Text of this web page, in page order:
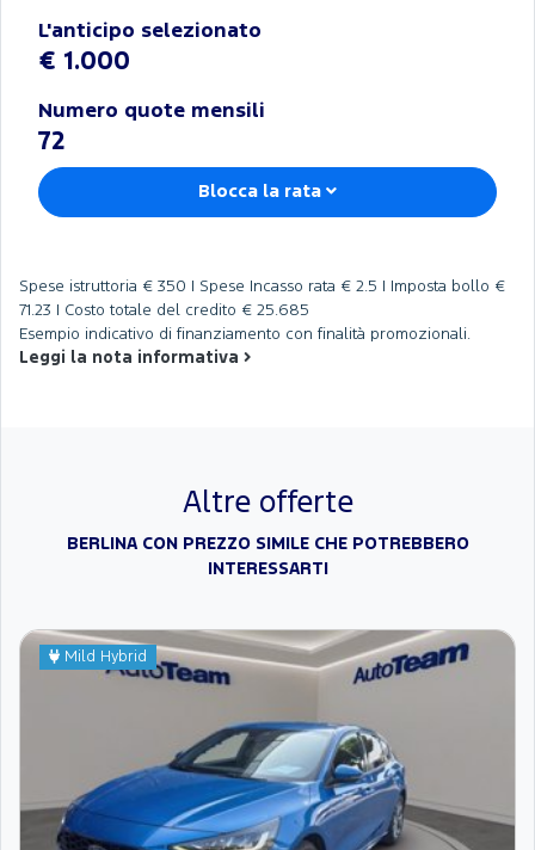
L'anticipo selezionato
€ 1.000
Numero quote mensili
72
Blocca la rata
Spese istruttoria € 350 | Spese Incasso rata € 2.5 | Imposta bollo €
71.23 |
Costo totale del credito € 25.685
Esempio indicativo di finanziamento con finalità promozionali.
Leggi la nota informativa
Altre offerte
BERLINA CON PREZZO SIMILE CHE POTREBBERO
INTERESSARTI
Mild Hybrid